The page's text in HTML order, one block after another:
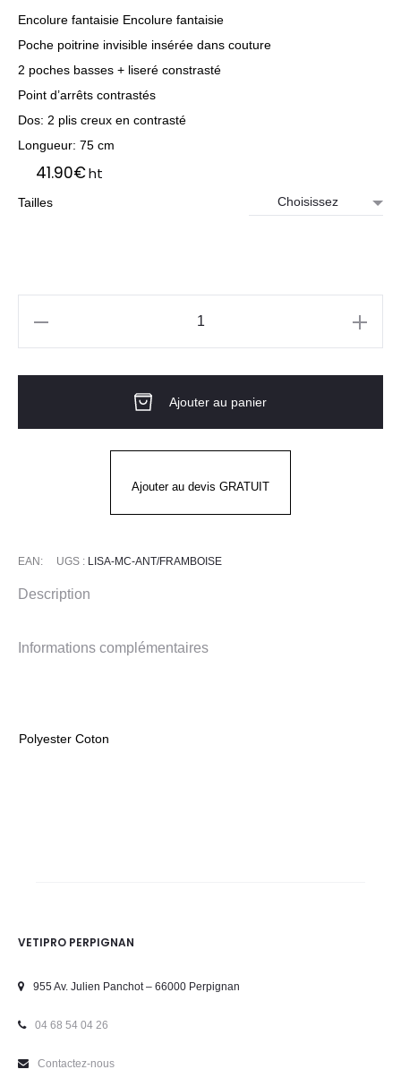
Encolure fantaisie Encolure fantaisie
Poche poitrine invisible insérée dans couture
2 poches basses + liseré constrasté
Point d’arrêts contrastés
Dos: 2 plis creux en contrasté
Longueur: 75 cm
41.90€ht
Tailles
Femme
Ajouter au panier
Ajouter au devis GRATUIT
EAN: UGS : LISA-MC-ANT/FRAMBOISE
Description
Informations complémentaires
Polyester Coton
VETIPRO PERPIGNAN
955 Av. Julien Panchot – 66000 Perpignan
04 68 54 04 26
Contactez-nous